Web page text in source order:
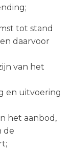
tot stand
daarvoor
van het
en uitvoering
het aanbod,
de